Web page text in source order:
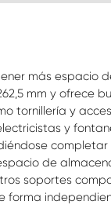
más espacio
mm y ofrece
tornillería y
y
completar
de
soportes
forma